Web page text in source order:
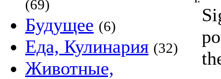
(69)
Будущее (6)
Еда, Кулинария (32)
Животные,